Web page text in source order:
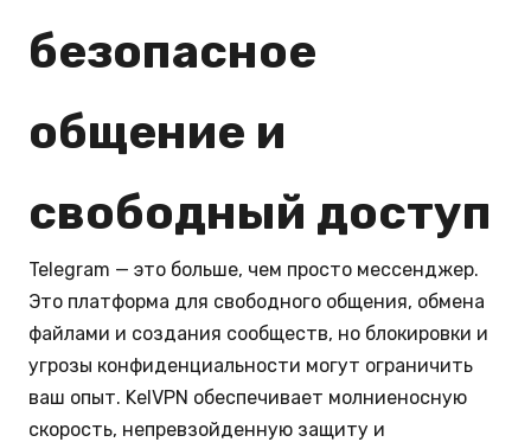
безопасное
общение и
свободный доступ
Telegram — это больше, чем просто мессенджер.
Это платформа для свободного общения, обмена
файлами и создания сообществ, но блокировки и
угрозы конфиденциальности могут ограничить
ваш опыт. KelVPN обеспечивает молниеносную
скорость, непревзойденную защиту и